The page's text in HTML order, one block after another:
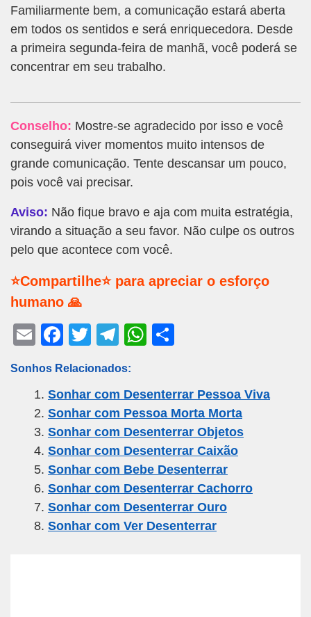
Familiarmente bem, a comunicação estará aberta
em todos os sentidos e será enriquecedora. Desde
a primeira segunda-feira de manhã, você poderá se
concentrar em seu trabalho.
Conselho: Mostre-se agradecido por isso e você
conseguirá viver momentos muito intensos de
grande comunicação. Tente descansar um pouco,
pois você vai precisar.
Aviso: Não fique bravo e aja com muita estratégia,
virando a situação a seu favor. Não culpe os outros
pelo que acontece com você.
⭐Compartilhe⭐ para apreciar o esforço
humano 🙏
E
ail
F
c
e
b
o
o
k
T
tt
er
T
e
gr
a
m
W
s
A
p
p
e
Sonhos Relacionados:
Sonhar com Desenterrar Pessoa Viva
Sonhar com Pessoa Morta Morta
Sonhar com Desenterrar Objetos
Sonhar com Desenterrar Caixão
Sonhar com Bebe Desenterrar
Sonhar com Desenterrar Cachorro
Sonhar com Desenterrar Ouro
Sonhar com Ver Desenterrar